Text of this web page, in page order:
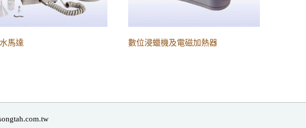
馬達 數位浸蠟機及電磁加熱器